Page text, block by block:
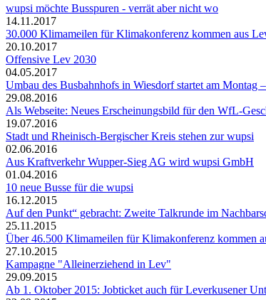
wupsi möchte Busspuren - verrät aber nicht wo
14.11.2017
30.000 Klimameilen für Klimakonferenz kommen aus
20.10.2017
Offensive Lev 2030
04.05.2017
Umbau des Busbahnhofs in Wiesdorf startet am Montag
29.08.2016
Als Webseite: Neues Erscheinungsbild für den WfL-
19.07.2016
Stadt und Rheinisch-Bergischer Kreis stehen zur wupsi
02.06.2016
Aus Kraftverkehr Wupper-Sieg AG wird wupsi GmbH
01.04.2016
10 neue Busse für die wupsi
16.12.2015
Auf den Punkt“ gebracht: Zweite Talkrunde im
25.11.2015
Über 46.500 Klimameilen für Klimakonferenz kommen
27.10.2015
Kampagne "Alleinerziehend in Lev"
29.09.2015
Ab 1. Oktober 2015: Jobticket auch für Leverkusener